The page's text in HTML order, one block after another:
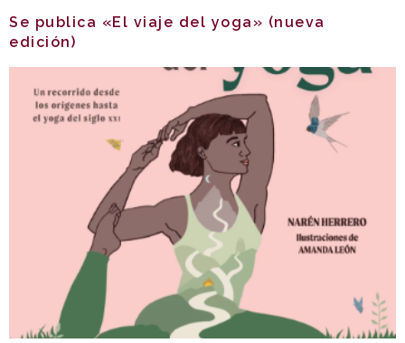
Se publica «El viaje del yoga» (nueva
edición)